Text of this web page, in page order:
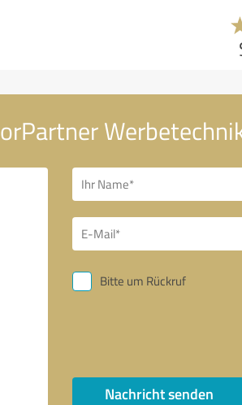
Bitte um Rückruf
Nachricht senden